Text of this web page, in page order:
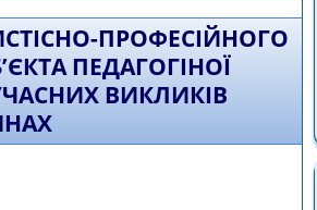
ПРОФЕСІЙНОГО
ПЕДАГОГІНОЇ
ВИКЛИКІВ